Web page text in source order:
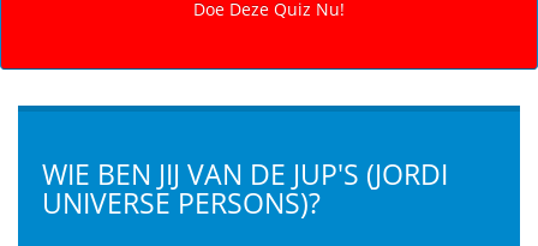
WIE BEN JIJ VAN DE JUP'S (JORDI
UNIVERSE PERSONS)?